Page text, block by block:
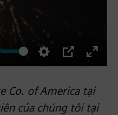
Settings
PIP
Enter
Co. of America tại
của chúng tôi tại